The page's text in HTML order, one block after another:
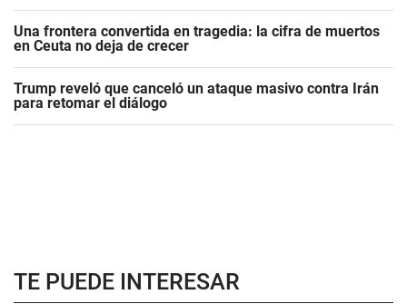
Una frontera convertida en tragedia: la cifra de muertos
en Ceuta no deja de crecer
Trump reveló que canceló un ataque masivo contra Irán
para retomar el diálogo
TE PUEDE INTERESAR